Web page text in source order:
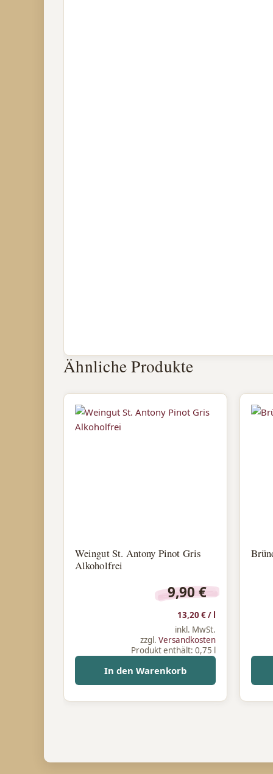
Ähnliche Produkte
Weingut St. Antony Pinot Gris
Alkoholfrei
9,90€
13,20€/ l
inkl. MwSt.
zzgl.Versandkosten
Produkt enthält: 0,75 l
In den Warenkorb